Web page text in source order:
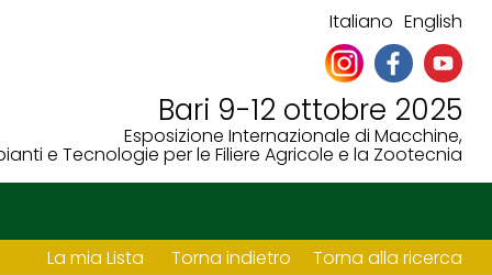
Italiano English
Bari 9-12 ottobre 2025
Esposizione Internazionale di Macchine,
e Tecnologie per le Filiere Agricole e la Zootecnia
La mia Lista Torna indietro Torna alla ricerca